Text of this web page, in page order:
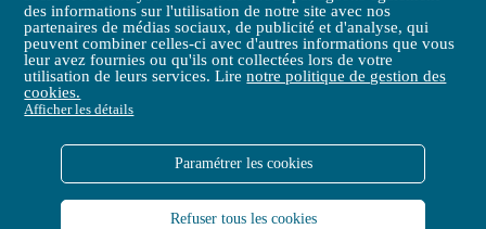
des informations sur l'utilisation de notre site avec nos
partenaires de médias sociaux, de publicité et d'analyse, qui
peuvent combiner celles-ci avec d'autres informations que vous
leur avez fournies ou qu'ils ont collectées lors de votre
utilisation de leurs services. Lirenotre politique de gestion des
cookies.
Afficher les détails
Paramétrer les cookies
Refuser tous les cookies
Politique de Confidentialité
Politique de gestion des cookies
Accessibilité (partielle)
Plan du site